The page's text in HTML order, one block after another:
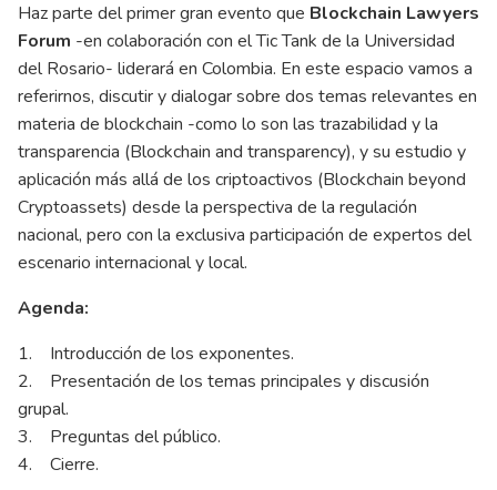
Haz parte del primer gran evento que Blockchain Lawyers
Forum -en colaboración con el Tic Tank de la Universidad
del Rosario- liderará en Colombia. En este espacio vamos a
referirnos, discutir y dialogar sobre dos temas relevantes en
materia de blockchain -como lo son las trazabilidad y la
transparencia (Blockchain and transparency), y su estudio y
aplicación más allá de los criptoactivos (Blockchain beyond
Cryptoassets) desde la perspectiva de la regulación
nacional, pero con la exclusiva participación de expertos del
escenario internacional y local.
Agenda:
1. Introducción de los exponentes.
2. Presentación de los temas principales y discusión
grupal.
3. Preguntas del público.
4. Cierre.